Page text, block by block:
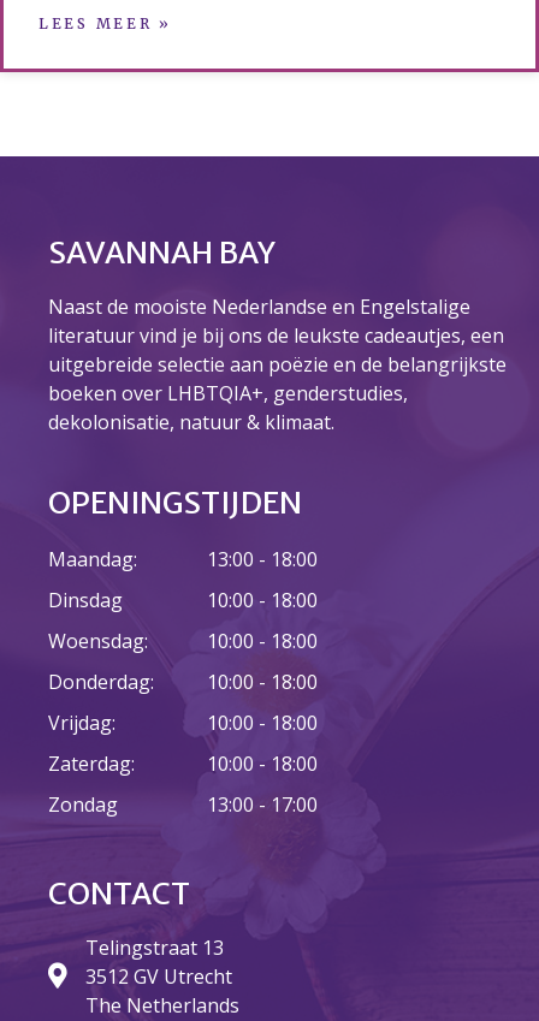
LEES MEER »
SAVANNAH BAY
Naast de mooiste Nederlandse en Engelstalige
literatuur vind je bij ons de leukste cadeautjes, een
uitgebreide selectie aan poëzie en de belangrijkste
boeken over LHBTQIA+, genderstudies,
dekolonisatie, natuur & klimaat.
OPENINGSTIJDEN
Maandag:
Dinsdag
Woensdag:
Donderdag:
Vrijdag:
Zaterdag:
Zondag
13:00 - 18:00
10:00 - 18:00
10:00 - 18:00
10:00 - 18:00
10:00 - 18:00
10:00 - 18:00
13:00 - 17:00
CONTACT
Telingstraat 13
3512 GV Utrecht
The Netherlands